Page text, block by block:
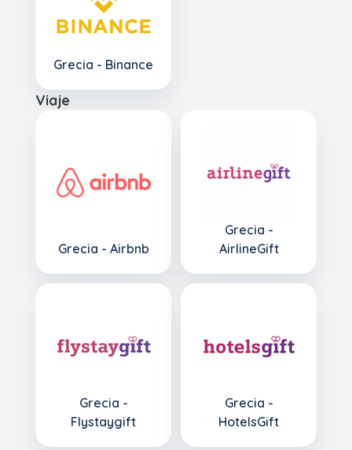
Grecia - Binance
Viaje
Grecia - Airbnb
Grecia -
AirlineGift
Grecia -
Flystaygift
Grecia -
HotelsGift